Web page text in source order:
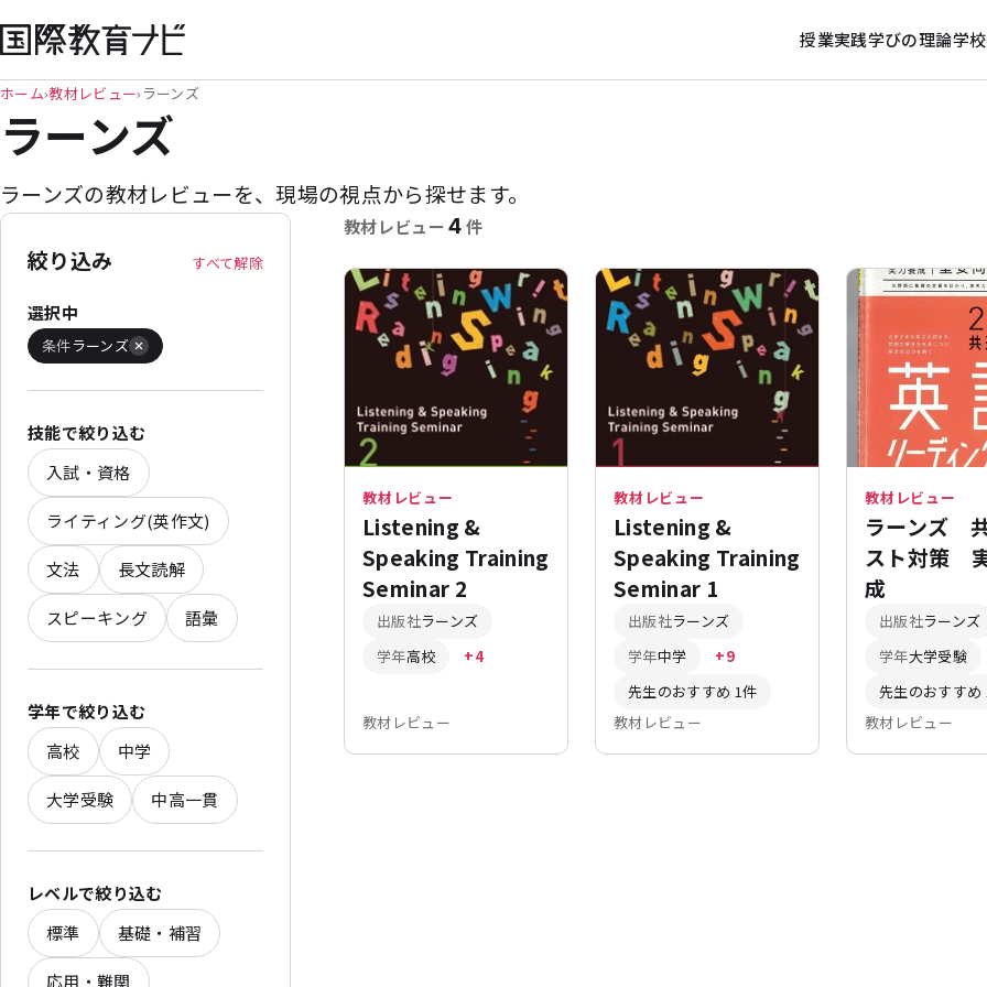
授業実践学びの理論学
ホーム›教材レビュー›ラーンズ
ラーンズ
ラーンズの教材レビューを、現場の視点から探せます。
絞り込み すべて解除
選択中
条件ラーンズ
技能で絞り込む
入試・資格
ライティング(英作文)
文法 長文読解
スピーキング 語彙
学年で絞り込む
高校
中学
大学受験 中高一貫
レベルで絞り込む
標準
基礎・補習
応用・難関
教材レビュー4件
教材レビュー
Listening &
Speaking Training
Seminar 2
出版社ラーンズ
学年高校 +4
教材レビュー
教材レビュー
Listening &
Speaking Training
Seminar 1
出版社ラーンズ
学年中学
+9
先生のおすすめ 1件
教材レビュー
教材レビュー
ラーンズ
スト対策
成
出版社ラーンズ
学年大学受験
先生のおすすめ
教材レビュー